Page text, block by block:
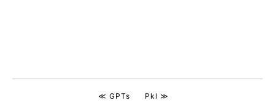
≪ GPTs Pkl ≫